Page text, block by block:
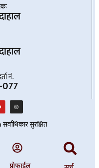
नं.
सुरक्षित
प्रोफाईल